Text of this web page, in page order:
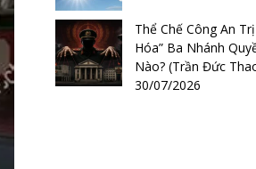
Thể Chế Công An
Hóa” Ba Nhánh
Nào? (Trần Đức
30/07/2026